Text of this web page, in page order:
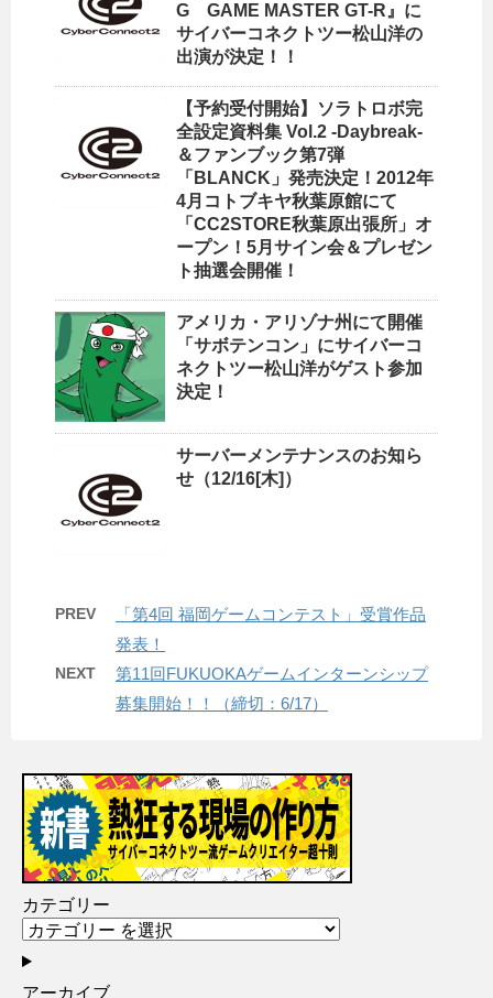
G GAME MASTER GT-R』に
サイバーコネクトツー松山洋の
出演が決定！！
【予約受付開始】ソラトロボ完
全設定資料集 Vol.2 -Daybreak-
＆ファンブック第7弾
「BLANCK」発売決定！2012年
4月コトブキヤ秋葉原館にて
「CC2STORE秋葉原出張所」オ
ープン！5月サイン会＆プレゼン
ト抽選会開催！
アメリカ・アリゾナ州にて開催
「サボテンコン」にサイバーコ
ネクトツー松山洋がゲスト参加
決定！
サーバーメンテナンスのお知ら
せ（12/16[木]）
PREV
「第4回 福岡ゲームコンテスト」受賞作品
発表！
NEXT
第11回FUKUOKAゲームインターンシップ
募集開始！！（締切：6/17）
カテゴリー
アーカイブ